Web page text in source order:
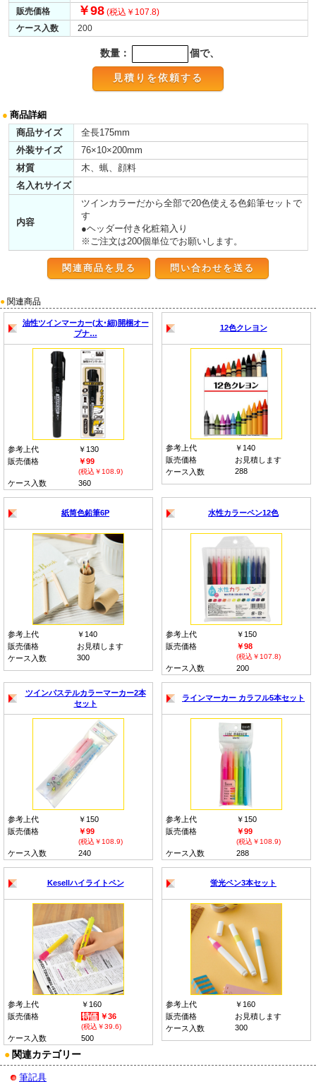
販売価格
￥98 (税込￥107.8)
ケース入数
200
数量： 個で、
● 商品詳細
商品サイズ
全長175mm
外装サイズ
76×10×200mm
材質
木、蝋、顔料
名入れサイズ
内容
ツインカラーだから全部で20色使える色鉛筆セットで
す
●ヘッダー付き化粧箱入り
※ご注文は200個単位でお願いします。
関連商品を見る
● 関連商品
油性ツインマーカー(太･細)開梱オー
プナ…
参考上代
￥130
販売価格
￥99
(税込￥108.9)
ケース入数 360
12色クレヨン
参考上代
￥140
販売価格
お見積します
ケース入数
288
紙筒色鉛筆6P
参考上代
￥140
販売価格
お見積します
ケース入数
300
水性カラーペン12色
参考上代
￥150
販売価格
￥98
(税込￥107.8)
ケース入数 200
ツインパステルカラーマーカー2本
セット
参考上代
￥150
販売価格
￥99
(税込￥108.9)
ケース入数 240
ラインマーカー カラフル5本セット
参考上代
￥150
販売価格
￥99
(税込￥108.9)
ケース入数 288
Kesellハイライトペン
参考上代
￥160
販売価格
￥36
(税込￥39.6)
ケース入数 500
蛍光ペン3本セット
参考上代
￥160
販売価格
お見積します
ケース入数
300
● 関連カテゴリー
筆記具